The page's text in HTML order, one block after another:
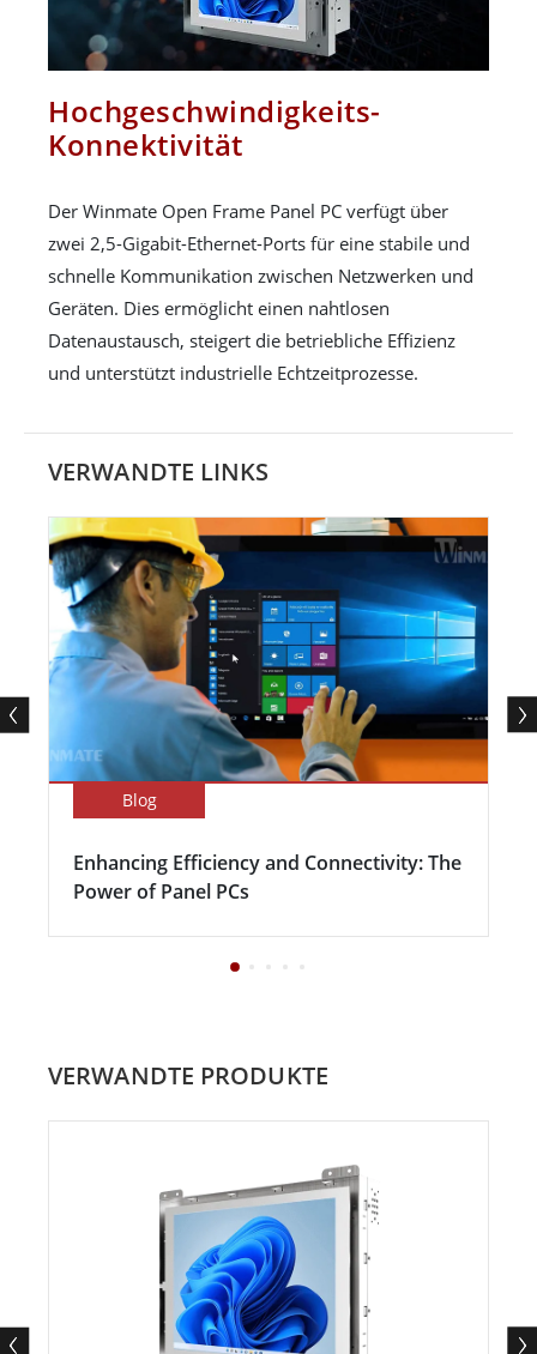
Hochgeschwindigkeits-
Konnektivität
Der Winmate Open Frame Panel PC verfügt über
zwei 2,5-Gigabit-Ethernet-Ports für eine stabile und
schnelle Kommunikation zwischen Netzwerken und
Geräten. Dies ermöglicht einen nahtlosen
Datenaustausch, steigert die betriebliche Effizienz
und unterstützt industrielle Echtzeitprozesse.
VERWANDTE LINKS
Blog
Enhancing Efficiency and Connectivity: The
Power of Panel PCs
VERWANDTE PRODUKTE